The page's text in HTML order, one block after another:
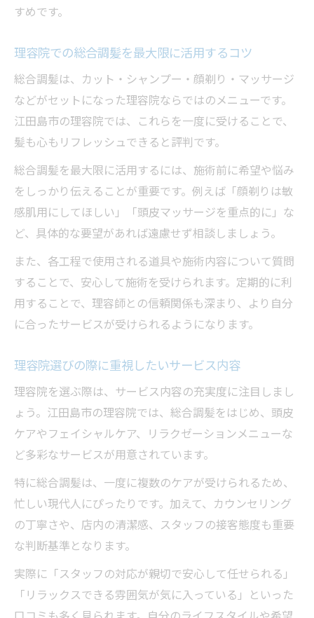
すめです。
理容院での総合調髪を最大限に活用するコツ
総合調髪は、カット・シャンプー・顔剃り・マッサージ
などがセットになった理容院ならではのメニューです。
江田島市の理容院では、これらを一度に受けることで、
髪も心もリフレッシュできると評判です。
総合調髪を最大限に活用するには、施術前に希望や悩み
をしっかり伝えることが重要です。例えば「顔剃りは敏
感肌用にしてほしい」「頭皮マッサージを重点的に」な
ど、具体的な要望があれば遠慮せず相談しましょう。
また、各工程で使用される道具や施術内容について質問
することで、安心して施術を受けられます。定期的に利
用することで、理容師との信頼関係も深まり、より自分
に合ったサービスが受けられるようになります。
理容院選びの際に重視したいサービス内容
理容院を選ぶ際は、サービス内容の充実度に注目しまし
ょう。江田島市の理容院では、総合調髪をはじめ、頭皮
ケアやフェイシャルケア、リラクゼーションメニューな
ど多彩なサービスが用意されています。
特に総合調髪は、一度に複数のケアが受けられるため、
忙しい現代人にぴったりです。加えて、カウンセリング
の丁寧さや、店内の清潔感、スタッフの接客態度も重要
な判断基準となります。
実際に「スタッフの対応が親切で安心して任せられる」
「リラックスできる雰囲気が気に入っている」といった